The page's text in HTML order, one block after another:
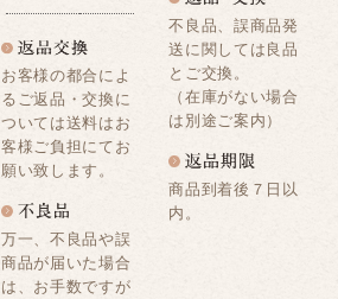
お客様の都合によ
るご返品・交換に
ついては送料はお
客様ご負担にてお
願い致します。
万一、不良品や誤
商品が届いた場合
は、お手数ですが
不良品、誤商品発
送に関しては良品
とご交換。
（在庫がない場合
は別途ご案内）
商品到着後７日以
内。